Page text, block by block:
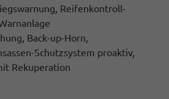
Reifenkontroll-
Back-up-Horn,
Schutzsystem proaktiv,
Rekuperation